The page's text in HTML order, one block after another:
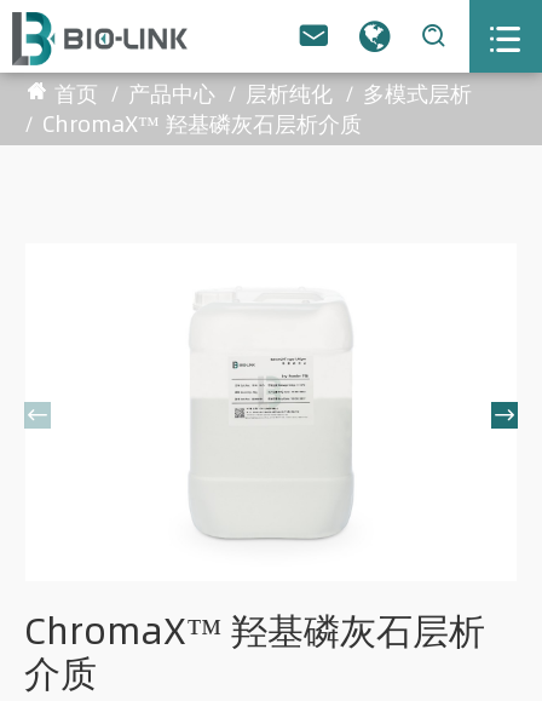
  
首页 产品中心 层析纯化
多模式层析
ChromaX™ 羟基磷灰石层析介质
 
ChromaX™ 羟基磷灰石层析
介质